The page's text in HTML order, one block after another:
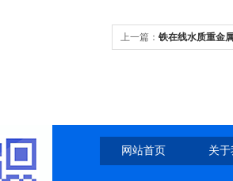
上一篇： 铁在线水质重金
网站首页 关